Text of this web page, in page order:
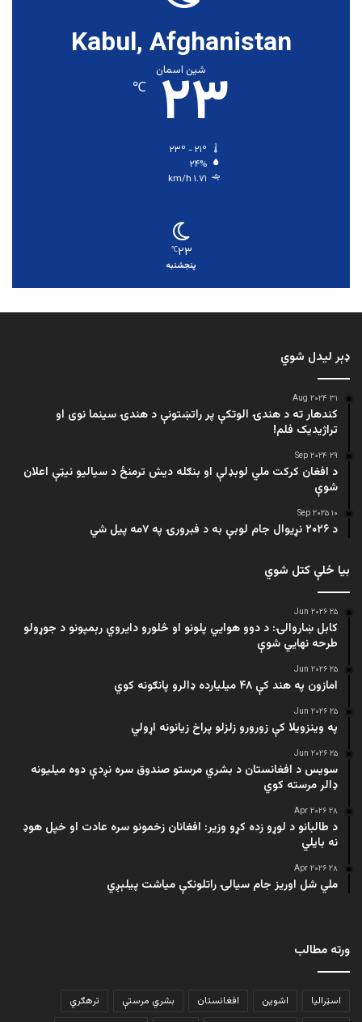
Kabul, Afghanistan
شین اسمان
۲۳ ℃
۲۴%
۱.۷۱ km/h
۲۳℃
پنجشنبه
ډېر لیدل شوي
۳۱ Aug ۲۰۲۴
کندهار ته د هندۍ الوتکې پر راتښتونې د هندۍ سینما نوی او
تراژيديک فلم!
۲۹ Sep ۲۰۲۴
د افغان کرکت ملي لوبډلې او بنګله دیش ترمنځ د سیالیو نیټې اعلان
شوې
۱۰ Sep ۲۰۲۵
د ۲۰۲۶ نړیوال جام لوبې به د فبرورۍ په ۷مه پیل شي
بیا ځلې کتل شوي
۲۵ Jun ۲۰۲۶
کابل ښاروالۍ: د دوو هوايي پلونو او څلورو دایروي رېمپونو د جوړولو
طرحه نهایي شوې
۲۵ Jun ۲۰۲۶
امازون په هند کې ۴۸ میلیارده ډالرو پانګونه کوي
۲۵ Jun ۲۰۲۶
په وینزویلا کې زورورو زلزلو پراخ زیانونه اړولي
۲۵ Jun ۲۰۲۶
سویس د افغانستان د بشري مرستو صندوق سره نږدې دوه میلیونه
ډالر مرسته کوي
۲۸ Apr ۲۰۲۶
د طالبانو د لوړو زده کړو وزیر: افغانان زخمونو سره عادت او خپل هوډ
نه بایلي
۲۸ Apr ۲۰۲۶
ملي شل اوریز جام سیالۍ راتلونکې میاشت پیلېږي
ورته مطالب
اسټرالیا اشوین افغانستان بشري مرستې
ترهګري